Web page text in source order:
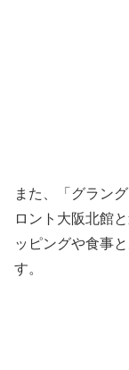
また、「グラン
ロント大阪北館
ッピングや食事
す。